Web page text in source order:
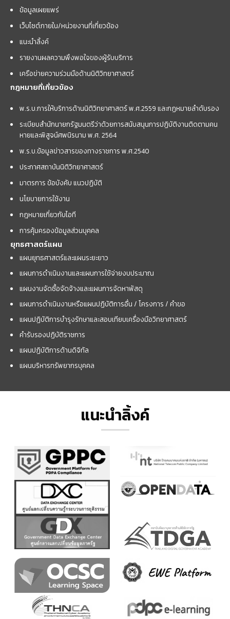
ข้อมูลเผยแพร่
เว็บไซต์ภายใน/หน่วยงานที่เกี่ยวข้อง
แนะนำลิ้งค์
รายงานผลความพึงพอใจของผู้รับบริการ
เครือข่ายความร่วมมือด้านนิติวิทยาศาสตร์
กฎหมายที่เกี่ยวข้อง
พ.ร.บ.การให้บริการด้านนิติวิทยาศาสตร์ พ.ศ.2559 และกฏหมายลำดับรอง
ระเบียบสำนักนายกรัฐมนตรีว่าด้วยการสนับสนุนการปฏิบัติงานติดตามคน
หายและพิสูจน์ศพนิรนาม พ.ศ. 2564
พ.ร.บ.ข้อมูลข่าวสารของทางราชการ พ.ศ.2540
ประกาศสถาบันนิติวิทยาศาสตร์
มาตรการ ข้อบังคับ แนวปฏิบัติ
นโยบายการใช้งาน
กฎหมายเกี่ยวกับไอที
การคุ้มครองข้อมูลส่วนบุคคล
ยุทธศาสตร์แผน
แผนยุทธศาสตร์และแผนระยะยาว
แผนการดำเนินงานและแผนการใช้จ่ายงบประมาณ
แผนงานจัดซื้อจัดจ้างและแผนการจัดหาพัสดุ
แผนการดำเนินงานหรือแผนปฏิบัติการอื่น / โครงการ / คำขอ
แผนปฏิบัติการบำรุงรักษาและสอบเทียบเครื่องมือวิทยาศาสตร์
คำรับรองปฏิบัติราชการ
แผนปฏิบัติการด้านดิจิทัล
แผนบริหารทรัพยากรบุคคล
แนะนำลิ้งค์